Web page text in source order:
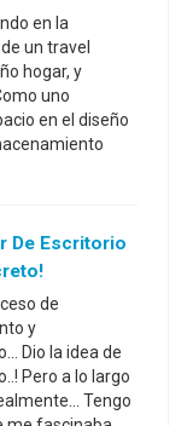
en la
un travel
hogar, y
uno
en el diseño
De Escritorio
de
y
Dio la idea de
Pero a lo largo
Tengo